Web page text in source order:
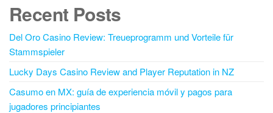
Recent Posts
Del Oro Casino Review: Treueprogramm und Vorteile für
Stammspieler
Lucky Days Casino Review and Player Reputation in NZ
Casumo en MX: guía de experiencia móvil y pagos para
jugadores principiantes